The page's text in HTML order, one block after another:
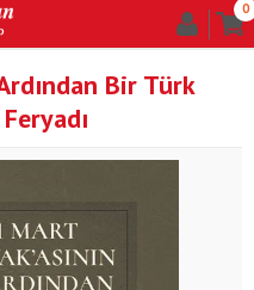
0
Bir Türk